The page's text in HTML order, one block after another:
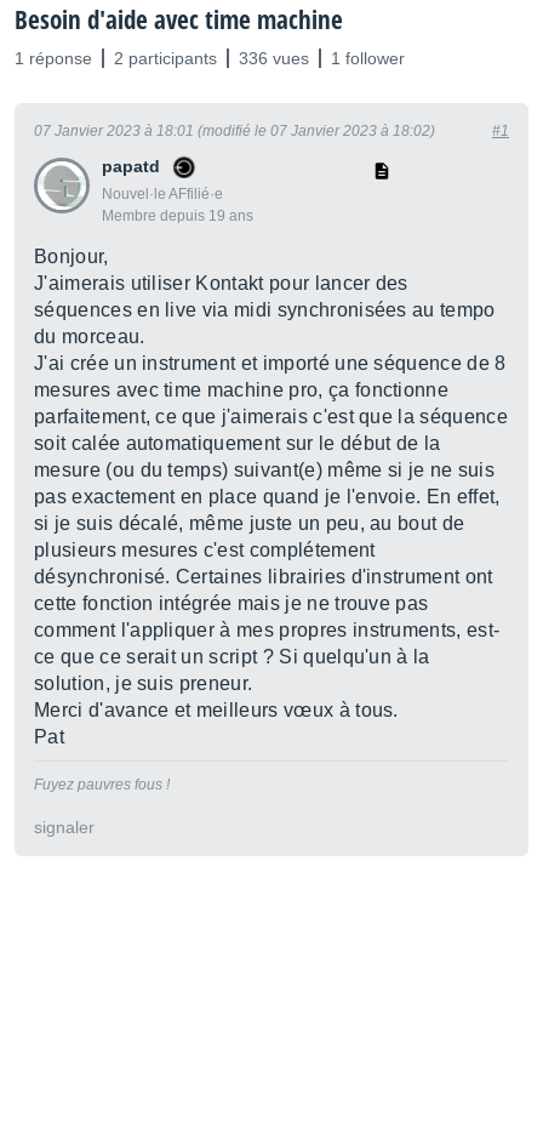
Besoin d'aide avec time machine
1 réponse 2 participants 336 vues 1 follower
papatd
Nouvel·le AFfilié·e
Membre depuis 19 ans
07 Janvier 2023 à 18:01 (modifié le 07 Janvier 2023 à 18:02) #1
Bonjour,
J'aimerais utiliser Kontakt pour lancer des
séquences en live via midi synchronisées au tempo
du morceau.
J'ai crée un instrument et importé une séquence de 8
mesures avec time machine pro, ça fonctionne
parfaitement, ce que j'aimerais c'est que la séquence
soit calée automatiquement sur le début de la
mesure (ou du temps) suivant(e) même si je ne suis
pas exactement en place quand je l'envoie. En effet,
si je suis décalé, même juste un peu, au bout de
plusieurs mesures c'est complétement
désynchronisé. Certaines librairies d'instrument ont
cette fonction intégrée mais je ne trouve pas
comment l'appliquer à mes propres instruments, est-
ce que ce serait un script ? Si quelqu'un à la
solution, je suis preneur.
Merci d'avance et meilleurs vœux à tous.
Pat
Fuyez pauvres fous !
signaler